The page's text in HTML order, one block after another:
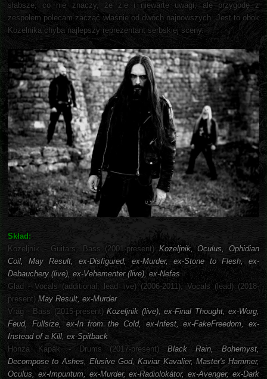
słabsze, co nie znaczy, że źle i niewarte uwagi, ale przygodę z
zespołem polecam zacząć właśnie od dwóch najnowszych. Jest to obok
Kozelnika chyba najlepszy reprezentant serbskiej sceny.
Skład:
Kozeljnik - Guitars, Bass (2001-present) Kozeljnik, Oculus, Ophidian
Coil, May Result, ex-Disfigured, ex-Murder, ex-Stone to Flesh, ex-
Debauchery (live), ex-Vehementer (live), ex-Nefas
Glad - Vocals (additional; lead live) (2006-2011), Vocals (lead) (2018-
present) May Result, ex-Murder
Vrag - Bass (2015-present) Kozeljnik (live), ex-Final Thought, ex-Worg,
Feud, Fullsize, ex-In from the Cold, ex-Infest, ex-FakeFreedom, ex-
Instead of a Kill, ex-Spitback
Honza Kapák - Drums (2017-present)Black Rain, Bohemyst,
Decompose to Ashes, Elusive God, Kaviar Kavalier, Master's Hammer,
Oculus, ex-Impuritum, ex-Murder, ex-Radiolokátor, ex-Avenger, ex-Dark